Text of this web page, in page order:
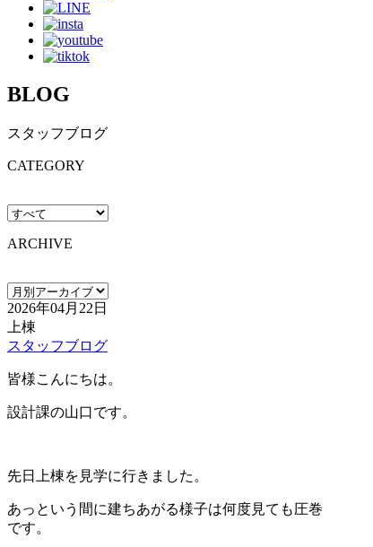
BLOG
スタッフブログ
CATEGORY
ARCHIVE
2026年04月22日
上棟
スタッフブログ
皆様こんにちは。
設計課の山口です。
先日上棟を見学に行きました。
あっという間に建ちあがる様子は何度見ても圧巻
です。